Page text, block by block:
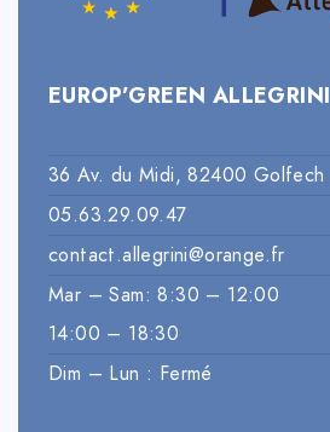
EUROP’GREEN ALLEGRINI
36 Av. du Midi, 82400 Golfech
05.63.29.09.47
contact.allegrini@orange.fr
Mar – Sam: 8:30 – 12:00
14:00 – 18:30
Dim – Lun : Fermé